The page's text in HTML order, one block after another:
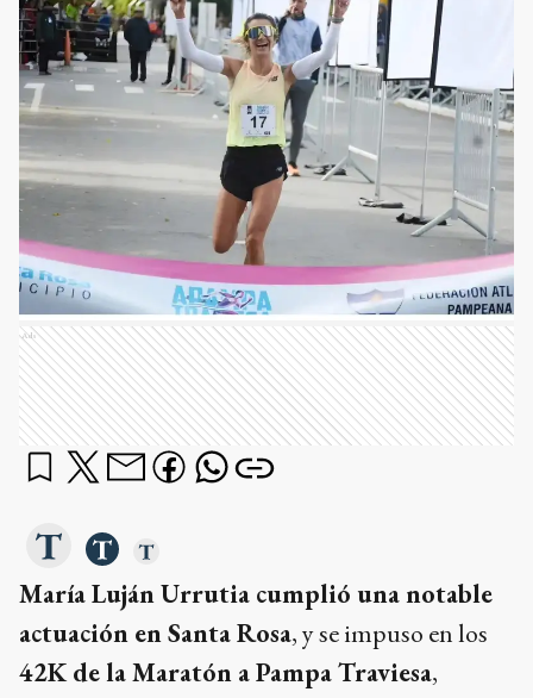
Ads
María Luján Urrutia cumplió una notable
actuación en Santa Rosa, y se impuso en los
42K de la Maratón a Pampa Traviesa,